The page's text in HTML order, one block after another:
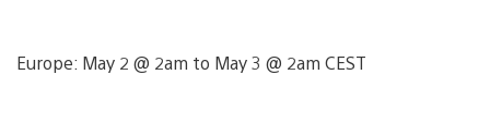
Europe: May 2 @ 2am to May 3 @ 2am CEST